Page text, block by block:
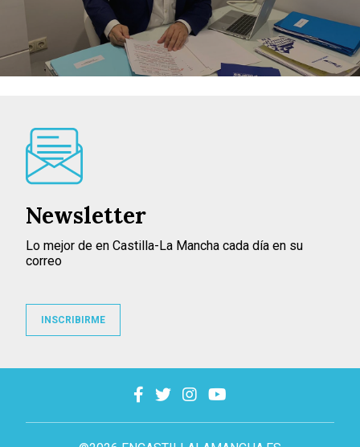
Newsletter
Lo mejor de en Castilla-La Mancha cada día en su
correo
INSCRIBIRME